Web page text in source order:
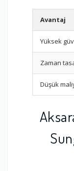
Avantaj
Yüksek
Zaman
Düşük